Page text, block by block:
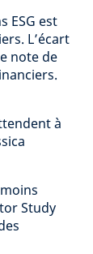
ESG est
L’écart
note de
à
Study